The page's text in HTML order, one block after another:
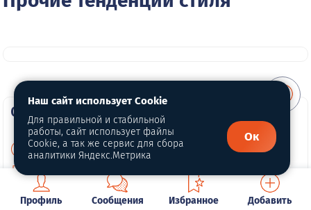
О портале
О нас
Политика конфиденциальности
Обработка персональных данных
Профиль Сообщения Избранное Добавить
Наш сайт использует Cookie
Для правильной и стабильной
работы, сайт использует файлы
Cookie, а так же сервис для сбора
аналитики Яндекс.Метрика
Ок